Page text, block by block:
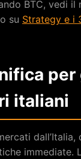
BTC, vedi il
su Strategy e i
per
italiani
dall’Italia,
immediate.